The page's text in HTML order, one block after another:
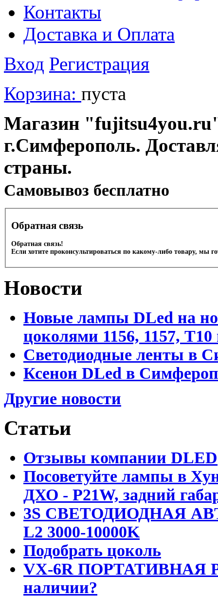
Контакты
Доставка и Оплата
Вход Регистрация
Корзина: пуста
Магазин
г.Симферополь.
страны.
Cамовывоз бесплатно
Обратная связь
Обратная связь!
Если хотите проконсультироваться по какому-либо товару, мы
Новости
Новые лампы DLed на
цоколями 1156, 1157,
Светодиодные ленты в
Ксенон DLed в
Другие новости
Статьи
Отзывы компании DLED
Посоветуйте лампы в
ДХО - P21W, задний
3S СВЕТОДИОДНАЯ
L2 3000-10000K
Подобрать цоколь
VX-6R ПОРТАТИВНАЯ
наличии?